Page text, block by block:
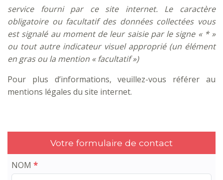
service fourni par ce site internet. Le caractère
obligatoire ou facultatif des données collectées vous
est signalé au moment de leur saisie par le signe « * »
ou tout autre indicateur visuel approprié (un élément
en gras ou la mention « facultatif »)
Pour plus d’informations, veuillez-vous référer au
mentions légales du site internet.
Votre formulaire de contact
NOM*